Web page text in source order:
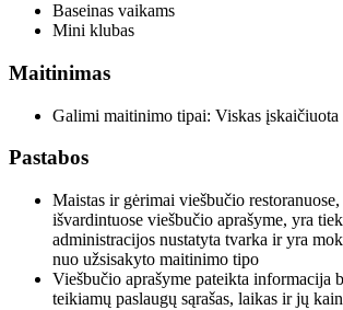
Baseinas vaikams
Mini klubas
Maitinimas
Galimi maitinimo tipai: Viskas įskaičiuota
Pastabos
Maistas ir gėrimai viešbučio
išvardintuose viešbučio aprašyme, yra
administracijos nustatyta tvarka ir yra
nuo užsisakyto maitinimo tipo
Viešbučio aprašyme pateikta informacija
teikiamų paslaugų sąrašas, laikas ir jų